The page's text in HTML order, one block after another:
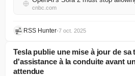
cnbc.com
RSS Hunter•7 oct. 2025
Tesla publie une mise à jour de sa
d'assistance à la conduite avant
attendue